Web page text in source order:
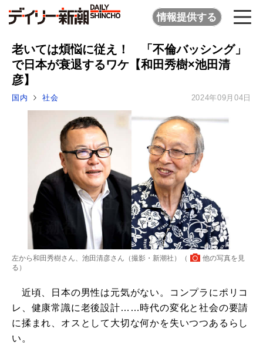
情報提供する
老いては煩悩に従え！ 「不倫バッシング」
で日本が衰退するワケ【和田秀樹×池田清
彦】
国内 社会 2024年09月04日
左から和田秀樹さん、池田清彦さん（撮影・新潮社）（
他の写真を見
る ）
近頃、日本の男性は元気がない。コンプラにポリコ
レ、健康常識に老後設計……時代の変化と社会の要請
に揉まれ、オスとして大切な何かを失いつつあるらし
い。